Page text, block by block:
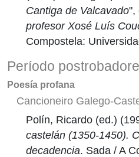
Cantiga de Valcavado",
profesor Xosé Luís
Compostela:
Período
Poesía profana
Cancioneiro Galego-
Polín, Ricardo (ed.)
castelán (1350-1450).
decadencia. Sada / A